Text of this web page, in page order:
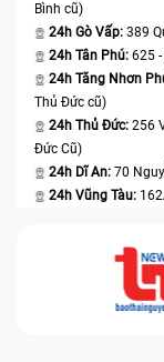
Bình cũ)
24h Gò Vấp: 389
24h Tân Phú: 625
24h Tăng Nhơn
Thủ Đức cũ)
24h Thủ Đức: 256
Đức Cũ)
24h Dĩ An: 70
24h Vũng Tàu: